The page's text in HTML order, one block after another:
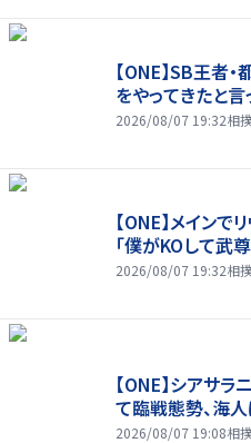
【ONE】SB王者
をやってきたと
2026/08/07 19:32相
【ONE】メインで
「僕がKOして武
2026/08/07 19:32相
【ONE】シアサ
て臨戦態勢、海人
2026/08/07 19:08相